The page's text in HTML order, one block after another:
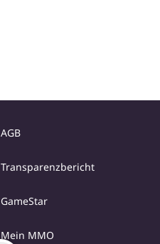
AGB
Transparenzbericht
GameStar
Mein MMO